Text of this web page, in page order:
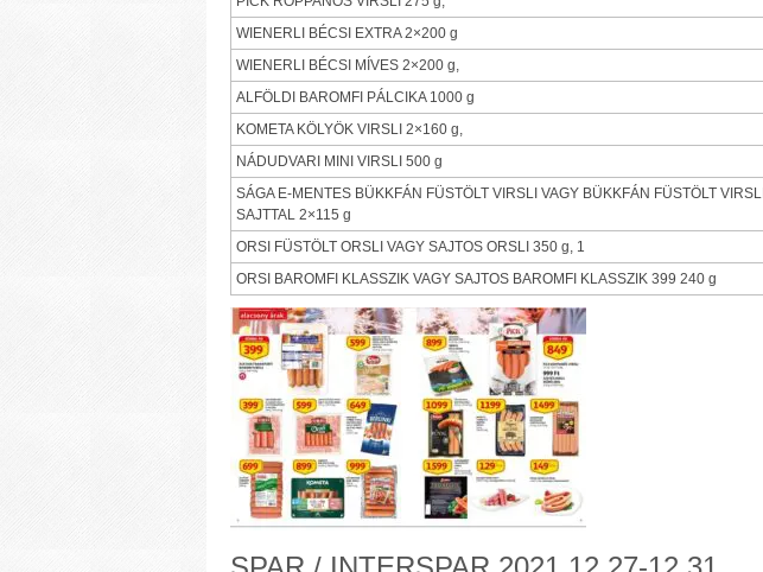
WIENERLI BÉCSI EXTRA 2×200 g
WIENERLI BÉCSI MÍVES 2×200 g,
ALFÖLDI BAROMFI PÁLCIKA 1000 g
KOMETA KÖLYÖK VIRSLI 2×160 g,
NÁDUDVARI MINI VIRSLI 500 g
SÁGA E-MENTES BÜKKFÁN FÜSTÖLT VIRSLI VAGY BÜKKFÁN FÜSTÖLT VIRSLI
SAJTTAL 2×115 g
ORSI FÜSTÖLT ORSLI VAGY SAJTOS ORSLI 350 g, 1
ORSI BAROMFI KLASSZIK VAGY SAJTOS BAROMFI KLASSZIK 399 240 g